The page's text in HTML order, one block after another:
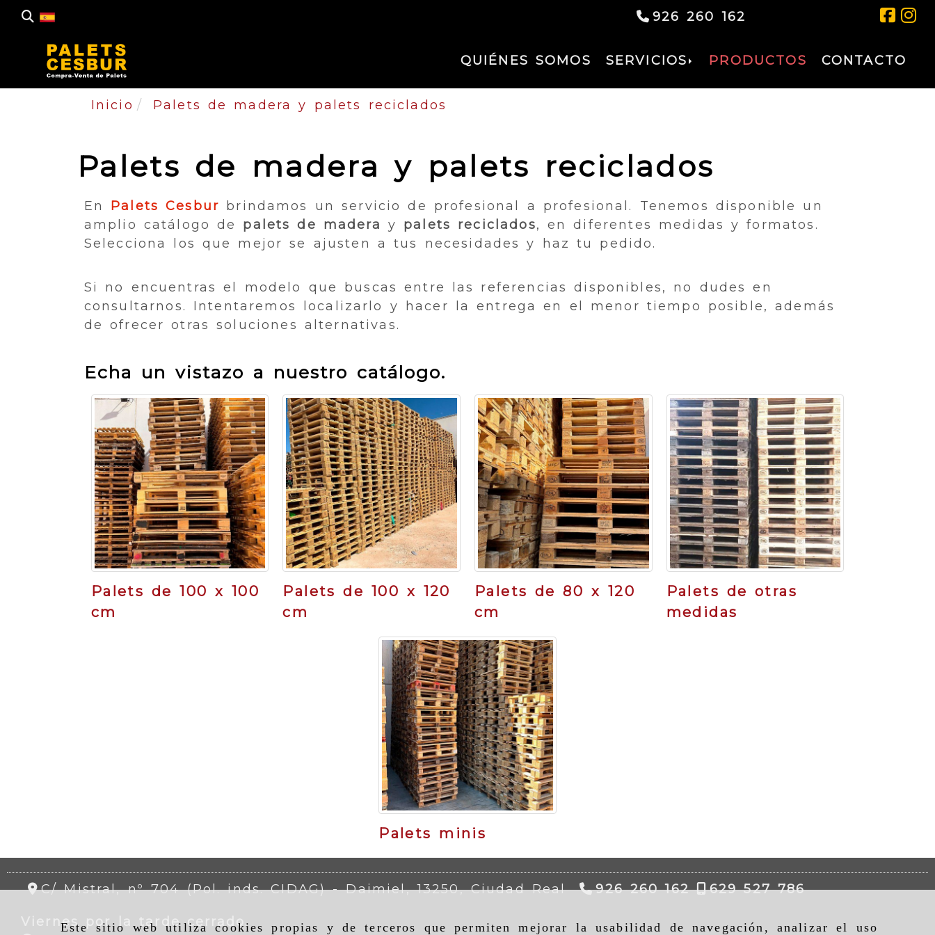
Este sitio web utiliza cookies propias y de terceros que permiten mejorar la usabilidad de navegación, analizar el uso
926 260 162
QUIÉNES SOMOS SERVICIOS PRODUCTOS CONTACTO
Inicio Palets de madera y palets reciclados
Palets de madera y palets reciclados
En Palets Cesbur brindamos un servicio de profesional a profesional. Tenemos disponible un
amplio catálogo de palets de madera y palets reciclados, en diferentes medidas y formatos.
Selecciona los que mejor se ajusten a tus necesidades y haz tu pedido.
Si no encuentras el modelo que buscas entre las referencias disponibles, no dudes en
consultarnos. Intentaremos localizarlo y hacer la entrega en el menor tiempo posible, además
de ofrecer otras soluciones alternativas.
Echa un vistazo a nuestro catálogo.
Palets de 100 x 100
cm
Palets de 100 x 120
cm
Palets de 80 x 120
cm
Palets de otras
medidas
Palets minis
C/ Mistral, nº 704 (Pol. inds. CIDAG) -Daimiel,13250,Ciudad Real 926 260 162 629 527 786
Viernes por la tarde cerrado.